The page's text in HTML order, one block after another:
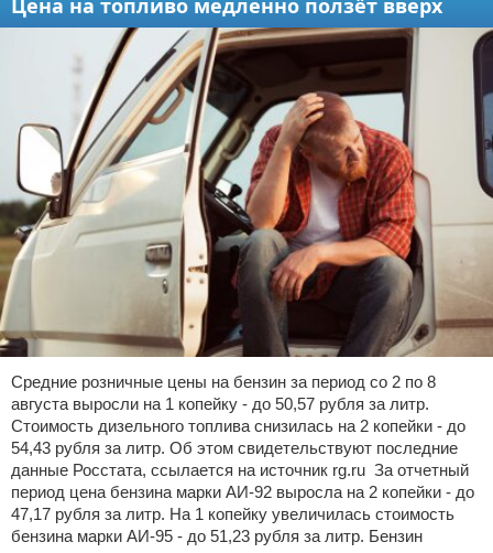
Цена на топливо медленно ползёт вверх
Средние розничные цены на бензин за период со 2 по 8
августа выросли на 1 копейку - до 50,57 рубля за литр.
Стоимость дизельного топлива снизилась на 2 копейки - до
54,43 рубля за литр. Об этом свидетельствуют последние
данные Росстата, ссылается на источник rg.ru За отчетный
период цена бензина марки АИ-92 выросла на 2 копейки - до
47,17 рубля за литр. На 1 копейку увеличилась стоимость
бензина марки АИ-95 - до 51,23 рубля за литр. Бензин